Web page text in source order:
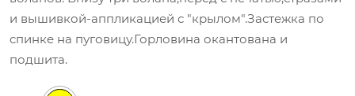
и вышивкой-аппликацией с "крылом".Застежка по
спинке на пуговицу.Горловина окантована и
подшита.